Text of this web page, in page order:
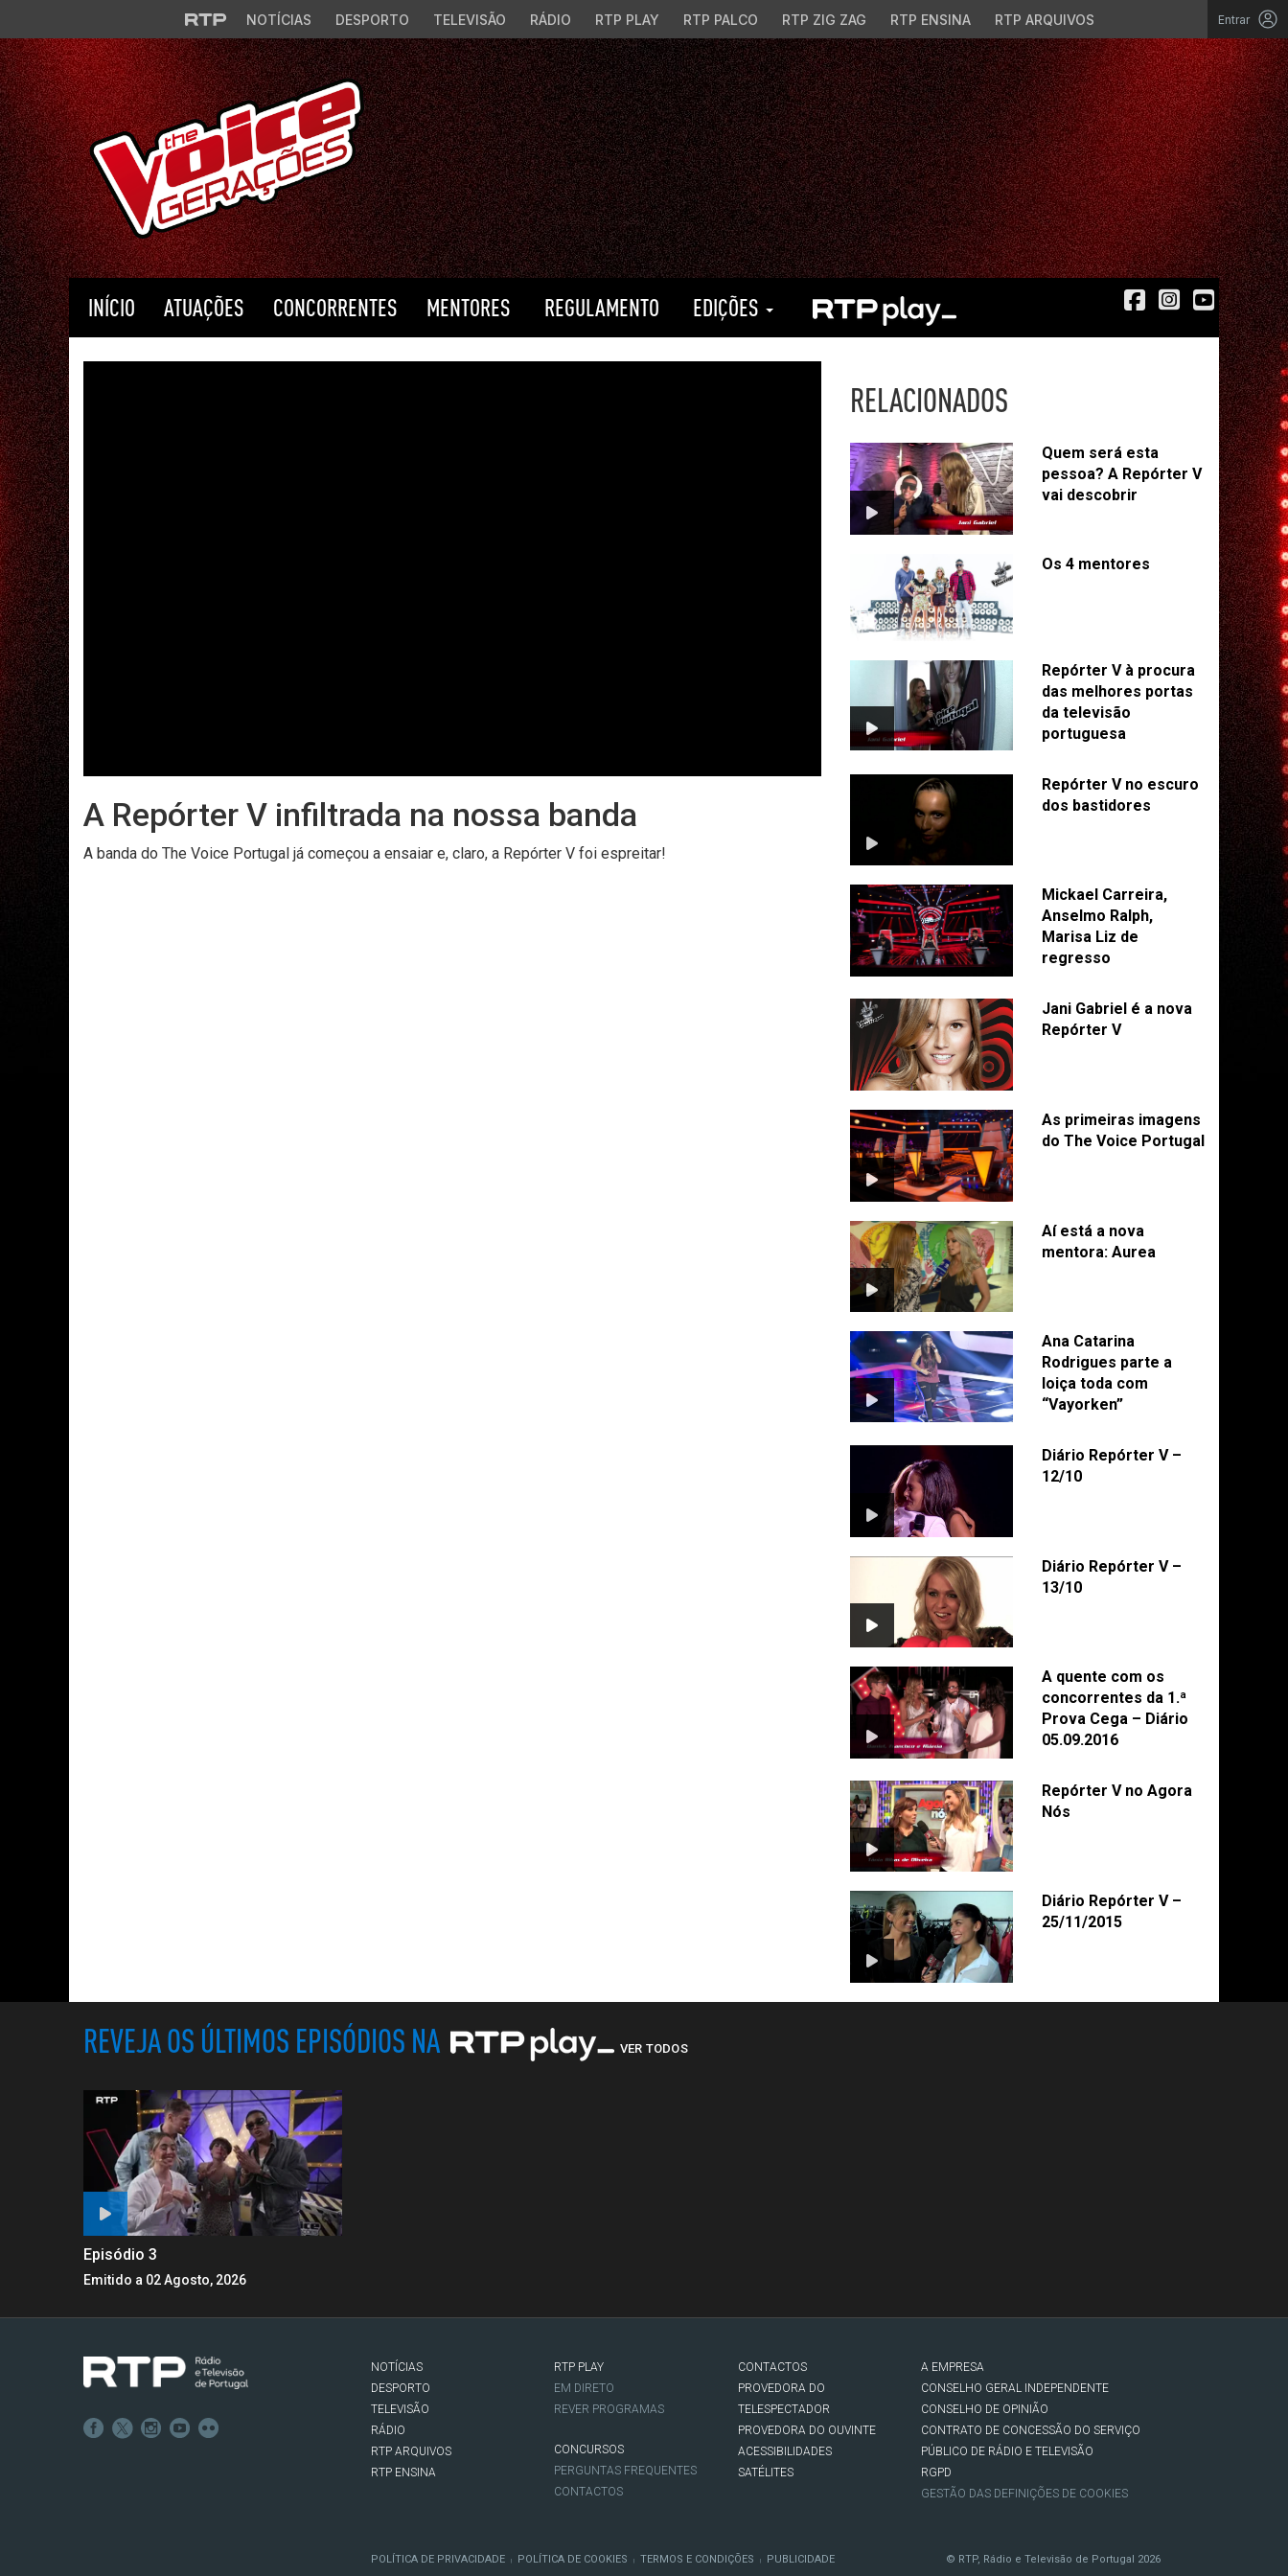
Saltar para o conteúdo principal
NOTÍCIAS DESPORTO TELEVISÃO RÁDIO RTP PLAY RTP PALCO RTP ZIG ZAG RTP ENSINA RTP ARQUIVOS Entrar
INÍCIO ATUAÇÕES CONCORRENTES MENTORES REGULAMENTO EDIÇÕES
A Repórter V infiltrada na nossa banda
A banda do The Voice Portugal já começou a ensaiar e, claro, a Repórter V foi espreitar!
RELACIONADOS
Quem será esta
pessoa? A Repórter V
vai descobrir
Os 4 mentores
Repórter V à procura
das melhores portas
da televisão
portuguesa
Repórter V no escuro
dos bastidores
Mickael Carreira,
Anselmo Ralph,
Marisa Liz de
regresso
Jani Gabriel é a nova
Repórter V
As primeiras imagens
do The Voice Portugal
Aí está a nova
mentora: Aurea
Ana Catarina
Rodrigues parte a
loiça toda com
“Vayorken”
Diário Repórter V –
12/10
Diário Repórter V –
13/10
A quente com os
concorrentes da 1.ª
Prova Cega – Diário
05.09.2016
Repórter V no Agora
Nós
Diário Repórter V –
25/11/2015
REVEJA OS ÚLTIMOS EPISÓDIOS NA VER TODOS
Episódio 3
Emitido a 02 Agosto, 2026
NOTÍCIAS
DESPORTO
TELEVISÃO
RÁDIO
RTP ARQUIVOS
RTP ENSINA
RTP PLAY
EM DIRETO
REVER PROGRAMAS
CONCURSOS
PERGUNTAS FREQUENTES
CONTACTOS
CONTACTOS
PROVEDORA DO
TELESPECTADOR
PROVEDORA DO OUVINTE
ACESSIBILIDADES
SATÉLITES
A EMPRESA
CONSELHO GERAL INDEPENDENTE
CONSELHO DE OPINIÃO
CONTRATO DE CONCESSÃO DO SERVIÇO
PÚBLICO DE RÁDIO E TELEVISÃO
RGPD
GESTÃO DAS DEFINIÇÕES DE COOKIES
POLÍTICA DE PRIVACIDADE | POLÍTICA DE COOKIES | TERMOS E CONDIÇÕES | PUBLICIDADE © RTP, Rádio e Televisão de Portugal 2026